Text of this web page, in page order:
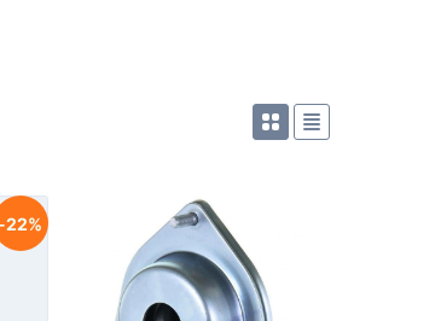
22